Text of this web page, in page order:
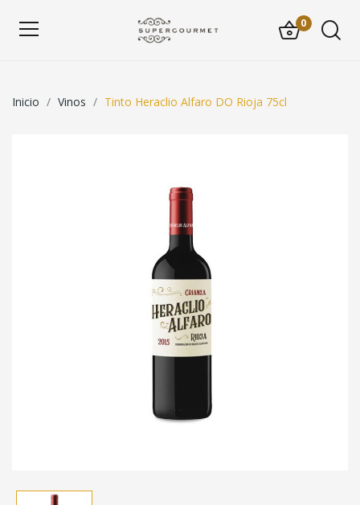
0
Inicio Vinos Tinto Heraclio Alfaro DO Rioja 75cl